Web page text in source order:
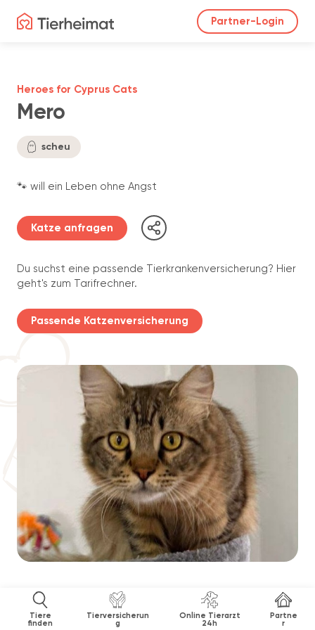
Partner-Login
Tiere
finden
Tierversicherun
g
Online Tierarzt
24h
Partne
r
Mero
Heroes for Cyprus Cats
scheu
🐾 will ein Leben ohne Angst
Katze anfragen
Du suchst eine passende Tierkrankenversicherung? Hier
geht's zum Tarifrechner.
Passende Katzenversicherung